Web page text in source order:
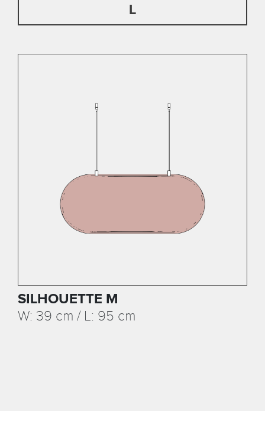
L
SILHOUETTE M
W: 39 cm / L: 95 cm